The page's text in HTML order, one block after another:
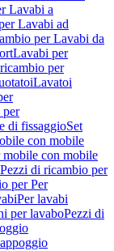
Lavabi a
Lavabi ad
per Lavabi da
Lavabi per
per
Lavatoi
per
di fissaggioSet
con mobile
mobile con mobile
Pezzi di ricambio per
per Per
Per lavabi
per lavaboPezzi di